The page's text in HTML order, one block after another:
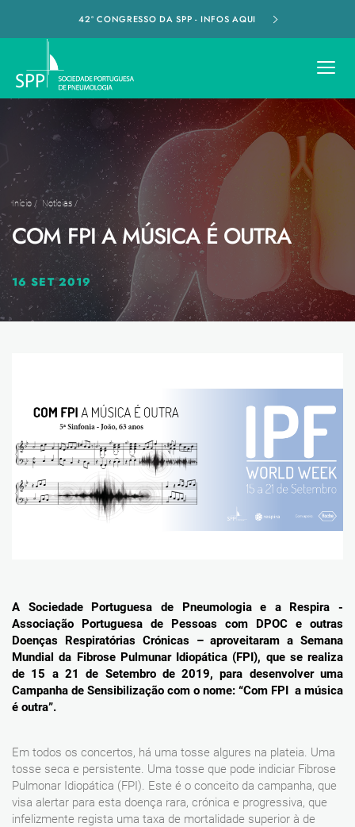
42º CONGRESSO DA SPP - INFOS AQUI
Início / Notícias /
COM FPI A MÚSICA É OUTRA
16 SET 2019
A Sociedade Portuguesa de Pneumologia e a Respira -
Associação Portuguesa de Pessoas com DPOC e outras
Doenças Respiratórias Crónicas – aproveitaram a Semana
Mundial da Fibrose Pulmunar Idiopática (FPI), que se realiza
de 15 a 21 de Setembro de 2019, para desenvolver uma
Campanha de Sensibilização com o nome: “Com FPI a música
é outra”.
Em todos os concertos, há uma tosse algures na plateia. Uma
tosse seca e persistente. Uma tosse que pode indiciar Fibrose
Pulmonar Idiopática (FPI). Este é o conceito da campanha, que
visa alertar para esta doença rara, crónica e progressiva, que
infelizmente regista uma taxa de mortalidade superior à de